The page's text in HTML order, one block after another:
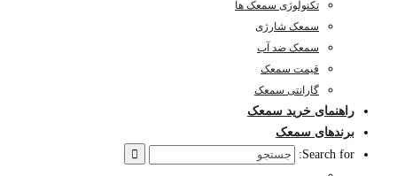
تکنولوژی سمعک ها
سمعک شارژی
سمعک ضد آب
قیمت سمعک
گارانتی سمعک
راهنمای خرید سمعک
برندهای سمعک
Search for: